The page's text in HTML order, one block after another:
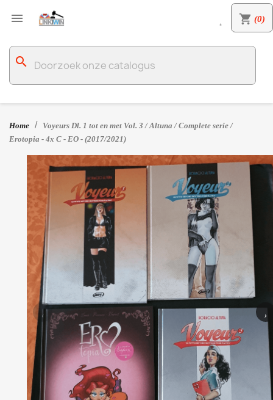
 shopping_cart (0)

search
Home
Voyeurs Dl. 1 tot en met Vol. 3 / Altuna / Complete serie /
Erotopia - 4x C - EO - (2017/2021)
‹ ›